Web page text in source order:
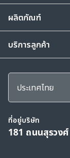
เพิ่มเติม หรือ
คอลเซ็นเตอร์
คุ้มครองข้อมู
อีเมล
ไอเอ จำกัด
กรุงเทพฯ
ผลิตภัณฑ์
บริการลูกค้า
ประเทศไทย
ที่อยู่บริษัท
181 ถนนสุรวง